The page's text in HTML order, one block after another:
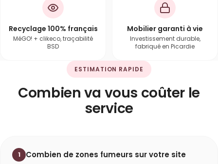
Recyclage 100% français
MéGO! + clikeco, traçabilité
BSD
Mobilier garanti à vie
Investissement durable,
fabriqué en Picardie
ESTIMATION RAPIDE
Combien va vous coûter le
service
1 Combien de zones fumeurs sur votre site